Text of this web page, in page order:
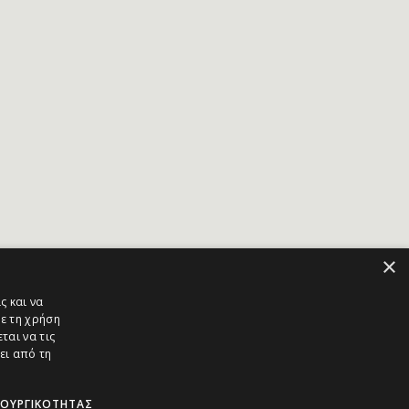
×
και να
τη χρήση
να τις
από τη